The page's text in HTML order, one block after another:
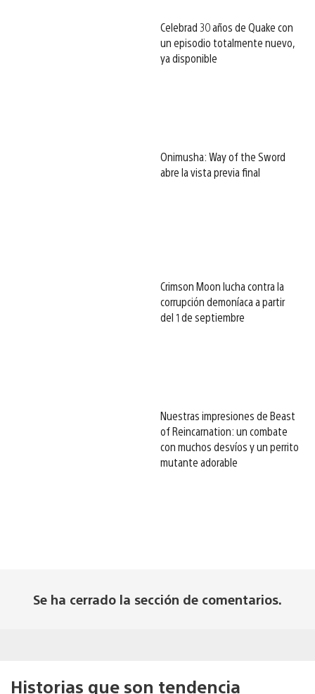
Celebrad 30 años de Quake con
un episodio totalmente nuevo,
ya disponible
Onimusha: Way of the Sword
abre la vista previa final
Crimson Moon lucha contra la
corrupción demoníaca a partir
del 1 de septiembre
Nuestras impresiones de Beast
of Reincarnation: un combate
con muchos desvíos y un perrito
mutante adorable
Se ha cerrado la sección de comentarios.
Historias que son tendencia